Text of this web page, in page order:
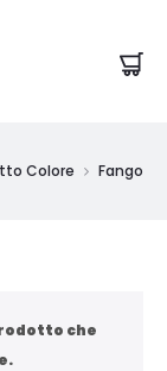
Colore Fango
che